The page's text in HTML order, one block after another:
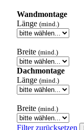
Wandmontage
Länge (mind.)
Breite (mind.)
Dachmontage
Länge (mind.)
Breite (mind.)
Filter zurücksetzen